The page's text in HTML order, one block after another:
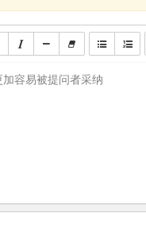
容易被提问者采纳